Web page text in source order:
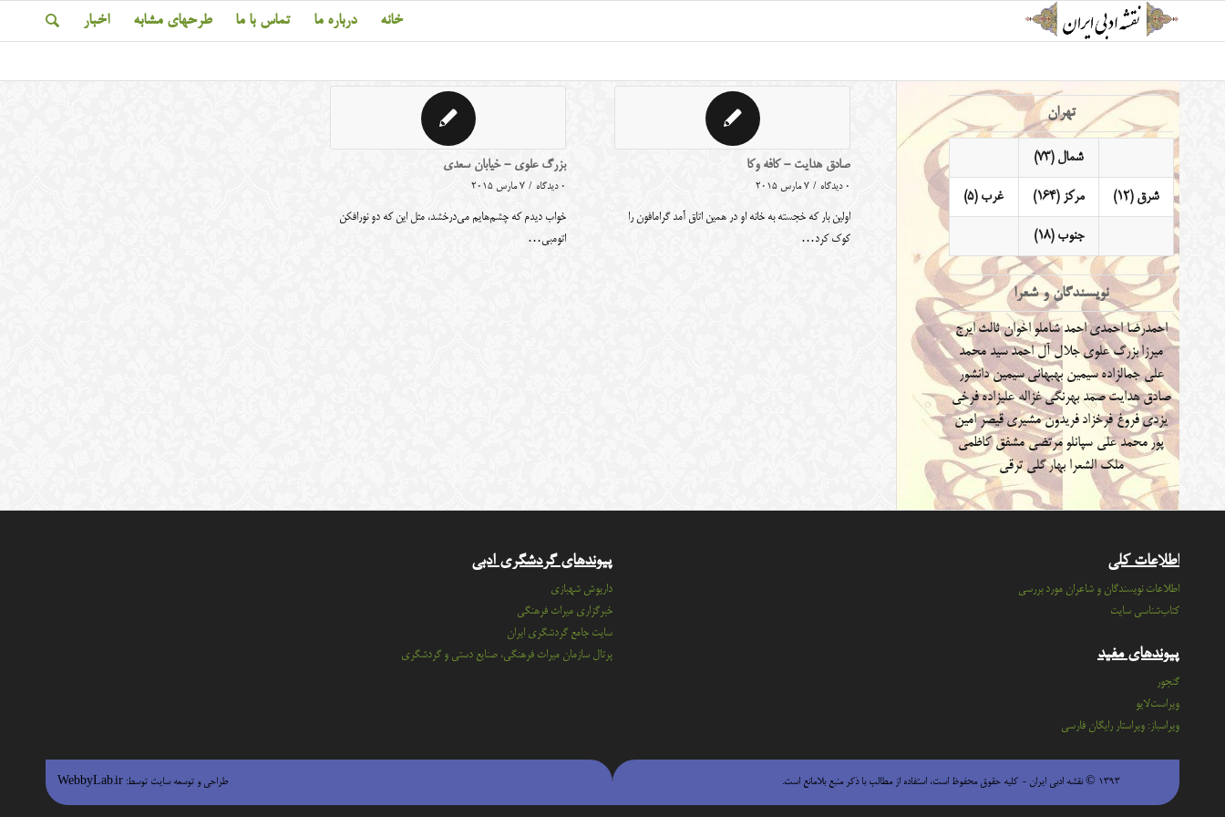
خانه درباره ما تماس با ما طرحهای مشابه اخبار
صادق هدایت - کافه وکا
0 دیدگاه / 7 مارس 2015
اولین بار که خجسته به خانه او در همین اتاق آمد گرامافون را
کوک کرد…
بزرگ علوی - خیابان سعدی
0 دیدگاه / 7 مارس 2015
خواب دیدم که چشم‌هایم می‌درخشد، مثل این که دو نورافکن
اتومبی…
تهران
شمال (73)
شرق (12) مرکز (164) غرب (5)
جنوب (18)
نویسندگان و شعرا
احمدرضا احمدیاحمد شاملواخوان ثالث ایرج
میرزابزرگ علوی جلال آل احمد سید محمد
علی جمالزاده سیمین بهبهانیسیمین دانشور
صادق هدایتصمد بهرنگیغزاله علیزادهفرخی
یزدیفروغ فرخزاد فریدون مشیری قیصر امین
پور محمد علی سپانلو مرتضی مشفق کاظمی
ملک الشعرا بهارگلی ترقی
اطلاعات کلی
اطلاعات نویسندگان و شاعران مورد بررسی
کتاب‌شناسی سایت
پیوندهای مفید
گنجور
ویراست‌لایو
ویراسباز: ویراستار رایگان فارسی
پیوندهای گردشگری ادبی
داریوش شهبازی
خبرگزاری میراث فرهنگی
سايت جامع گردشگري ايران
پرتال سازمان ميراث فرهنگي، صنايع دستي و گردشگري
۱۳۹۳ © نقشه ادبی ایران - كليه حقوق محفوظ است، استفاده از مطالب با ذكر منبع بلامانع است. طراحی و توسعه سایت توسط: WebbyLab.ir